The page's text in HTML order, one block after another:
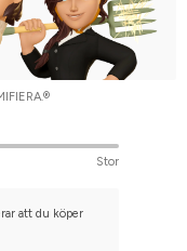
Stor
att du köper